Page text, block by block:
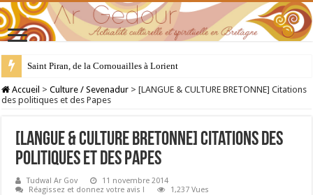
Saint Piran, de la Cornouailles à Lorient
28 juillet : Saint Samson de Dol, père de la Bretagne chrétienne
Accueil > Culture / Sevenadur > [LANGUE & CULTURE BRETONNE] Citations
des politiques et des Papes
[LANGUE & CULTURE BRETONNE] Citations des
politiques et des Papes
Tudwal Ar Gov
11 novembre 2014
Réagissez et donnez votre avis !
1,237 Vues